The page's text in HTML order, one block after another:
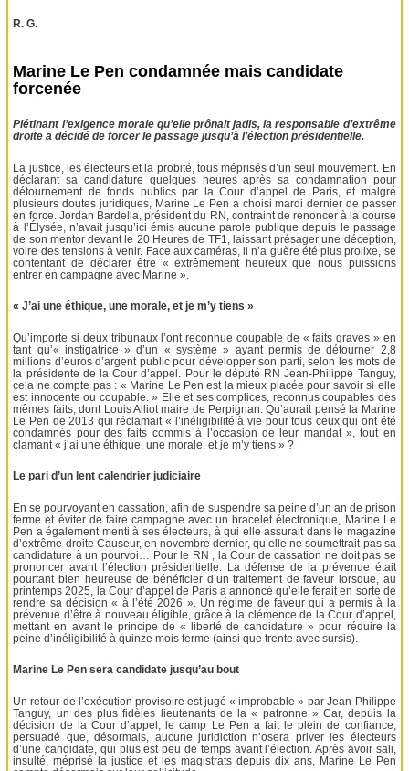
R. G.
Marine Le Pen condamnée mais candidate
forcenée
Piétinant l’exigence morale qu’elle prônait jadis, la responsable d’extrême
droite a décidé de forcer le passage jusqu’à l’élection présidentielle.
La justice, les électeurs et la probité, tous méprisés d’un seul mouvement. En
déclarant sa candidature quelques heures après sa condamnation pour
détournement de fonds publics par la Cour d’appel de Paris, et malgré
plusieurs doutes juridiques, Marine Le Pen a choisi mardi dernier de passer
en force. Jordan Bardella, président du RN, contraint de renoncer à la course
à l’Élysée, n’avait jusqu’ici émis aucune parole publique depuis le passage
de son mentor devant le 20 Heures de TF1, laissant présager une déception,
voire des tensions à venir. Face aux caméras, il n’a guère été plus prolixe, se
contentant de déclarer être « extrêmement heureux que nous puissions
entrer en campagne avec Marine ».
« J’ai une éthique, une morale, et je m’y tiens »
Qu’importe si deux tribunaux l’ont reconnue coupable de « faits graves » en
tant qu’« instigatrice » d’un « système » ayant permis de détourner 2,8
millions d’euros d’argent public pour développer son parti, selon les mots de
la présidente de la Cour d’appel. Pour le député RN Jean-Philippe Tanguy,
cela ne compte pas : « Marine Le Pen est la mieux placée pour savoir si elle
est innocente ou coupable. » Elle et ses complices, reconnus coupables des
mêmes faits, dont Louis Alliot maire de Perpignan. Qu’aurait pensé la Marine
Le Pen de 2013 qui réclamait « l’inéligibilité à vie pour tous ceux qui ont été
condamnés pour des faits commis à l’occasion de leur mandat », tout en
clamant « j’ai une éthique, une morale, et je m’y tiens » ?
Le pari d’un lent calendrier judiciaire
En se pourvoyant en cassation, afin de suspendre sa peine d’un an de prison
ferme et éviter de faire campagne avec un bracelet électronique, Marine Le
Pen a également menti à ses électeurs, à qui elle assurait dans le magazine
d’extrême droite Causeur, en novembre dernier, qu’elle ne soumettrait pas sa
candidature à un pourvoi… Pour le RN , la Cour de cassation ne doit pas se
prononcer avant l’élection présidentielle. La défense de la prévenue était
pourtant bien heureuse de bénéficier d’un traitement de faveur lorsque, au
printemps 2025, la Cour d’appel de Paris a annoncé qu’elle ferait en sorte de
rendre sa décision « à l’été 2026 ». Un régime de faveur qui a permis à la
prévenue d’être à nouveau éligible, grâce à la clémence de la Cour d’appel,
mettant en avant le principe de « liberté de candidature » pour réduire la
peine d’inéligibilité à quinze mois ferme (ainsi que trente avec sursis).
Marine Le Pen sera candidate jusqu’au bout
Un retour de l’exécution provisoire est jugé « improbable » par Jean-Philippe
Tanguy, un des plus fidèles lieutenants de la « patronne » Car, depuis la
décision de la Cour d’appel, le camp Le Pen a fait le plein de confiance,
persuadé que, désormais, aucune juridiction n’osera priver les électeurs
d’une candidate, qui plus est peu de temps avant l’élection. Après avoir sali,
insulté, méprisé la justice et les magistrats depuis dix ans, Marine Le Pen